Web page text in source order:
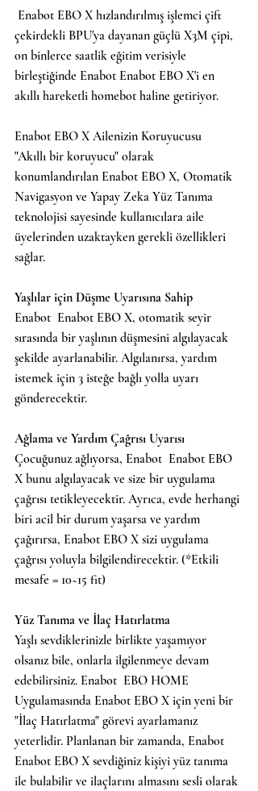
Enabot EBO X hızlandırılmış işlemci çift
çekirdekli BPU'ya dayanan güçlü X3M çipi,
on binlerce saatlik eğitim verisiyle
birleştiğinde Enabot Enabot EBO X'i en
akıllı hareketli homebot haline getiriyor.
Enabot EBO X Ailenizin Koruyucusu
"Akıllı bir koruyucu" olarak
konumlandırılan Enabot EBO X, Otomatik
Navigasyon ve Yapay Zeka Yüz Tanıma
teknolojisi sayesinde kullanıcılara aile
üyelerinden uzaktayken gerekli özellikleri
sağlar.
Yaşlılar için Düşme Uyarısına Sahip
Enabot  Enabot EBO X, otomatik seyir
sırasında bir yaşlının düşmesini algılayacak
şekilde ayarlanabilir. Algılanırsa, yardım
istemek için 3 isteğe bağlı yolla uyarı
gönderecektir.
Ağlama ve Yardım Çağrısı Uyarısı
Çocuğunuz ağlıyorsa, Enabot  Enabot EBO
X bunu algılayacak ve size bir uygulama
çağrısı tetikleyecektir. Ayrıca, evde herhangi
biri acil bir durum yaşarsa ve yardım
çağırırsa, Enabot EBO X sizi uygulama
çağrısı yoluyla bilgilendirecektir. (*Etkili
mesafe = 10~15 fit)
Yüz Tanıma ve İlaç Hatırlatma
Yaşlı sevdiklerinizle birlikte yaşamıyor
olsanız bile, onlarla ilgilenmeye devam
edebilirsiniz. Enabot  EBO HOME
Uygulamasında Enabot EBO X için yeni bir
"İlaç Hatırlatma" görevi ayarlamanız
yeterlidir. Planlanan bir zamanda, Enabot
Enabot EBO X sevdiğiniz kişiyi yüz tanıma
ile bulabilir ve ilaçlarını almasını sesli olarak